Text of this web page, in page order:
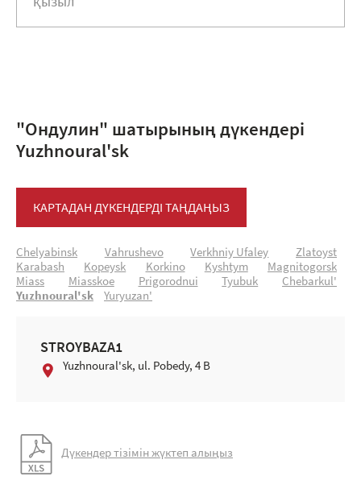
"Ондулин" шатырының дүкендері
Yuzhnoural'sk
КАРТАДАН ДҮКЕНДЕРДІ ТАҢДАҢЫЗ
Chelyabinsk Vahrushevo Verkhniy Ufaley
Zlatoyst
Karabash
Kopeysk Korkino Kyshtym
Magnitogorsk
Miass
Miasskoe Prigorodnui Tyubuk
Chebarkul'
Yuzhnoural'sk
Yuryuzan'
STROYBAZA1
Yuzhnoural'sk, ul. Pobedy, 4 B
Дүкендер тізімін жүктеп алыңыз